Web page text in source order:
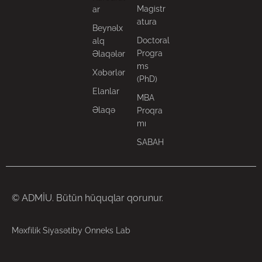
ar
Beynəlx
alq
Əlaqələr
Xəbərlər
Elanlar
Əlaqə
Magistr
atura
Doctoral
Progra
ms
(PhD)
MBA
Proqra
mı
SABAH
© ADMİU. Bütün hüquqlar qorunur.
Məxfilik Siyasətiby Onneks Lab